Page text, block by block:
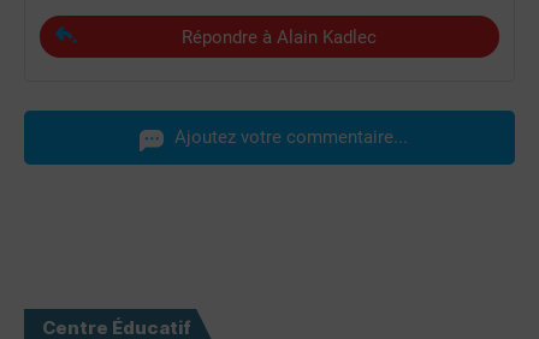
Répondre à Alain Kadlec
Ajoutez votre commentaire...
Centre Éducatif